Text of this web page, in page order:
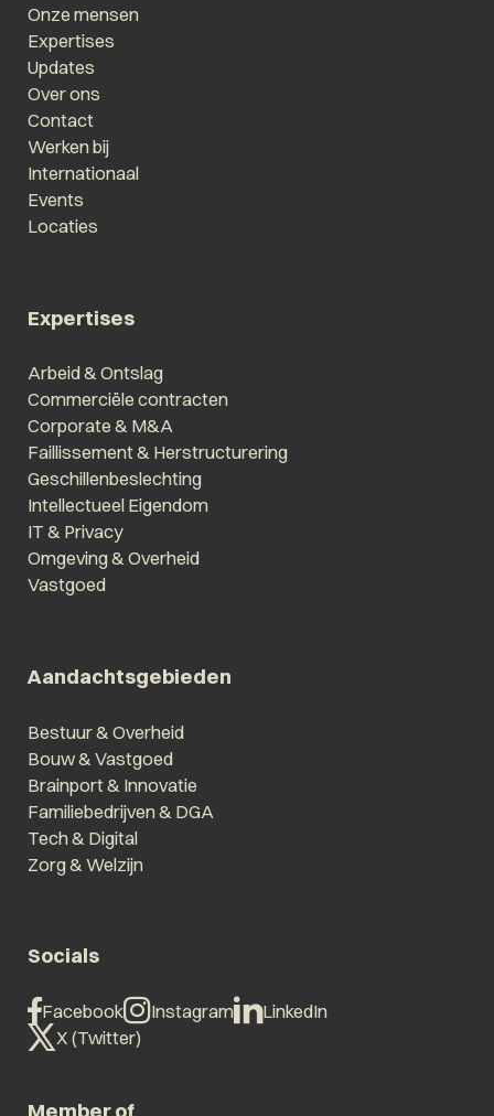
Onze mensen
Expertises
Updates
Over ons
Contact
Werken bij
Internationaal
Events
Locaties
Expertises
Arbeid & Ontslag
Commerciële contracten
Corporate & M&A
Faillissement & Herstructurering
Geschillenbeslechting
Intellectueel Eigendom
IT & Privacy
Omgeving & Overheid
Vastgoed
Aandachtsgebieden
Bestuur & Overheid
Bouw & Vastgoed
Brainport & Innovatie
Familiebedrijven & DGA
Tech & Digital
Zorg & Welzijn
Socials
Facebook Instagram
LinkedIn
X (Twitter)